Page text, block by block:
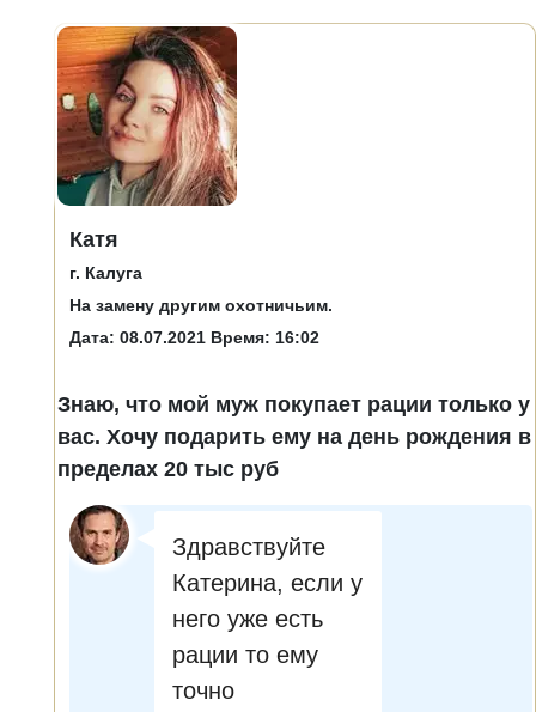
Катя
г. Калуга
На замену другим охотничьим.
Дата: 08.07.2021 Время: 16:02
Знаю, что мой муж покупает рации только у
вас. Хочу подарить ему на день рождения в
пределах 20 тыс руб
Здравствуйте
Катерина, если у
него уже есть
рации то ему
точно